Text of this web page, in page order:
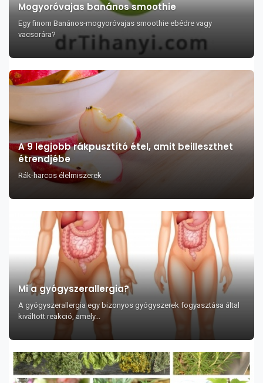
Mogyoróvajas banános smoothie
Egy finom Banános-mogyoróvajas smoothie ebédre vagy
vacsorára?
A 9 legjobb rákpusztító étel, amit beilleszthet
étrendjébe
Rák-harcos élelmiszerek
Mi a gyógyszerallergia?
A gyógyszerallergia egy bizonyos gyógyszerek fogyasztása által
kiváltott reakció, amely...